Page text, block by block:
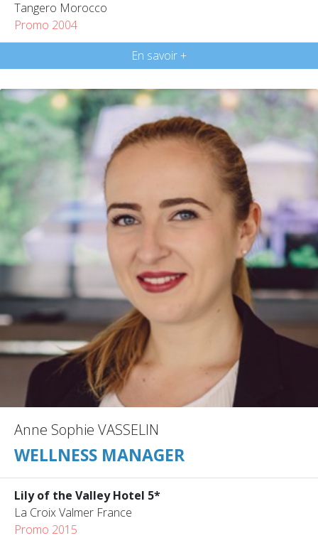
Tangero Morocco
Promo 2004
En savoir +
Anne Sophie VASSELIN
WELLNESS MANAGER
Lily of the Valley Hotel 5*
La Croix Valmer France
Promo 2015